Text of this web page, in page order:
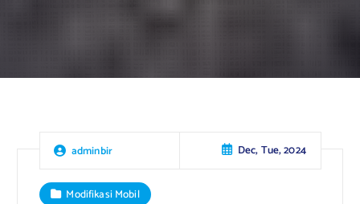
adminbir Dec, Tue, 2024
Modifikasi Mobil